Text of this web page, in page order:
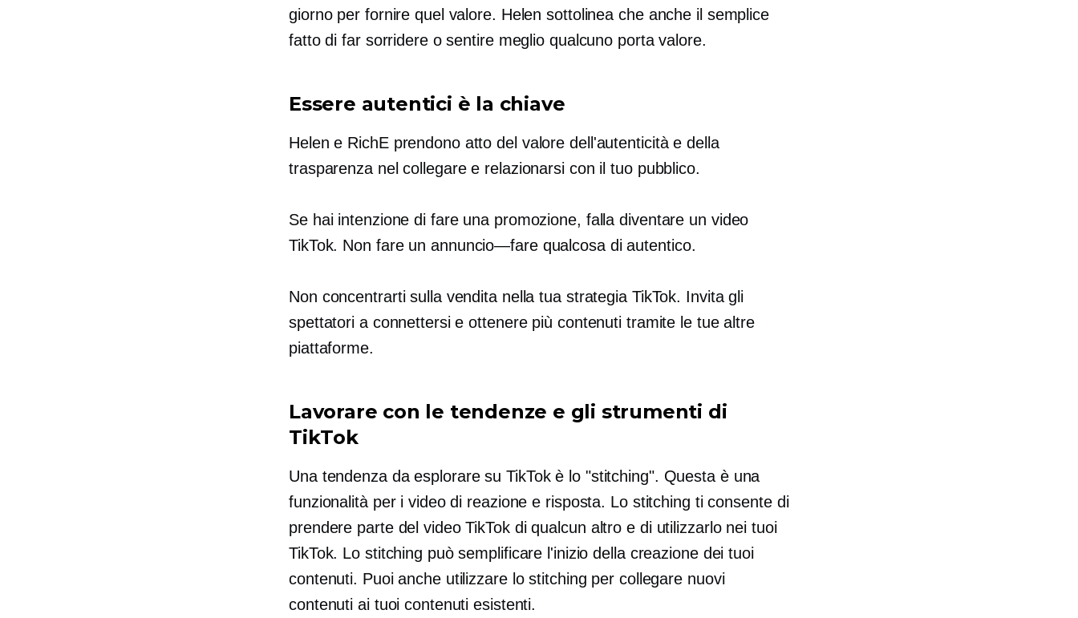
giorno per fornire quel valore. Helen sottolinea che anche il semplice
fatto di far sorridere o sentire meglio qualcuno porta valore.
Essere autentici è la chiave
Helen e RichE prendono atto del valore dell'autenticità e della
trasparenza nel collegare e relazionarsi con il tuo pubblico.
Se hai intenzione di fare una promozione, falla diventare un video
TikTok. Non fare un annuncio—farequalcosa di autentico.
Non concentrarti sulla vendita nella tua strategia TikTok. Invita gli
spettatori a connettersi e ottenere più contenuti tramite le tue altre
piattaforme.
Lavorare con le tendenze e gli strumenti di
TikTok
Una tendenza da esplorare su TikTok è lo "stitching". Questa è una
funzionalità per i video di reazione e risposta. Lo stitching ti consente di
prendere parte del video TikTok di qualcun altro e di utilizzarlo nei tuoi
TikTok. Lo stitching può semplificare l'inizio della creazione dei tuoi
contenuti. Puoi anche utilizzare lo stitching per collegare nuovi
contenuti ai tuoi contenuti esistenti.